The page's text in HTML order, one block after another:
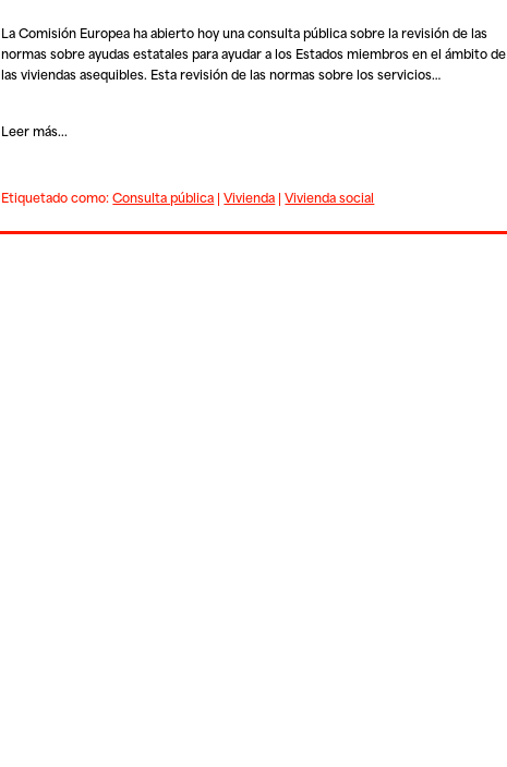
La Comisión Europea ha abierto hoy una consulta pública sobre la revisión de las
normas sobre ayudas estatales para ayudar a los Estados miembros en el ámbito de
las viviendas asequibles. Esta revisión de las normas sobre los servicios…
Leer más...
Etiquetado como:Consulta pública |Vivienda |Vivienda social